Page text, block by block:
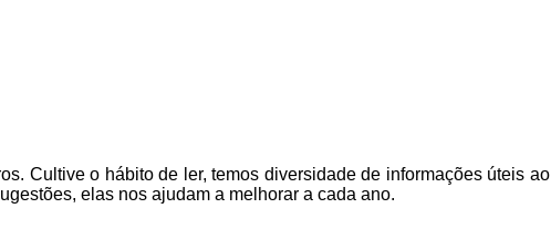
Cultive o hábito de ler, temos diversidade de informações úteis ao
elas nos ajudam a melhorar a cada ano.